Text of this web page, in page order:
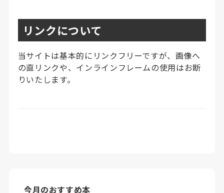
リンクについて
当サイトは基本的にリンクフリーですが、画像へ
の直リンクや、インラインフレームの使用はお断
りいたします。
今月のおすすめ本